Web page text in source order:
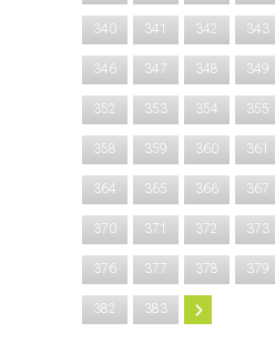
340 341 342 343
346 347 348 349
352 353 354 355
358 359 360 361
364 365 366 367
370 371 372 373
376 377 378 379
382 383